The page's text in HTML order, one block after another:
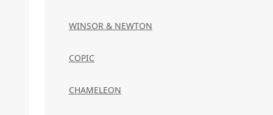
WINSOR & NEWTON
COPIC
CHAMELEON